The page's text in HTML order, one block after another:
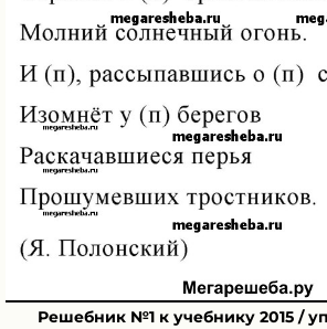
Решебник №1 к учебнику 2015 /